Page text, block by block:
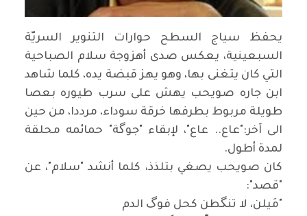
يحفظ سياج السطح حوارات التنوير السريّة
السبعينية، يعكس صدى أهزوجة سلام الصباحية
التي كان يتغنى بها، وهو يهز قبضة يده، كلما شاهد
ابن جاره صويحب يهش على سرب طيوره بعصا
طويلة مربوط بطرفها خرقة سوداء، مرددا، من حين
الى آخر:"عاع.. عاع"، لإبقاء "جوگة" حمائمه محلقة
لمدة أطول.
كان صويحب يصغي بتلذذ، كلما أنشد "سلام"، عن
"قصد":
"مَيلن، لا تنگطن كحل فوگ الدم